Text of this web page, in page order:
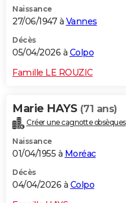
Naissance
27/06/1947 à Vannes
Décès
05/04/2026 à Colpo
Famille LE ROUZIC
Marie HAYS (71 ans)
Créer une cagnotte obsèques
Naissance
01/04/1955 à Moréac
Décès
04/04/2026 à Colpo